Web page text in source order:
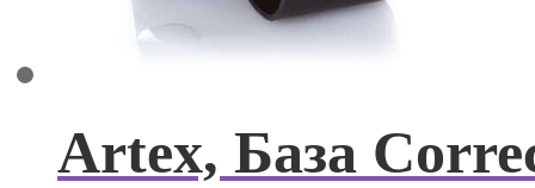
Artex, База